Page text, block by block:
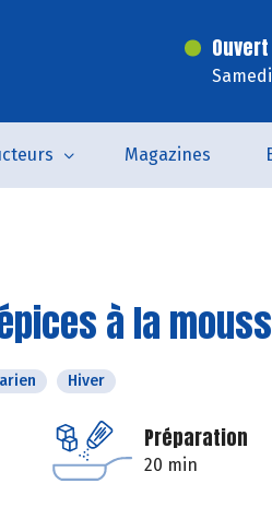
Magazines
à la
Hiver
Préparation
20 min